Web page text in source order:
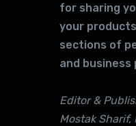
for sharing
your
sections of
and
Editor &
Mostak